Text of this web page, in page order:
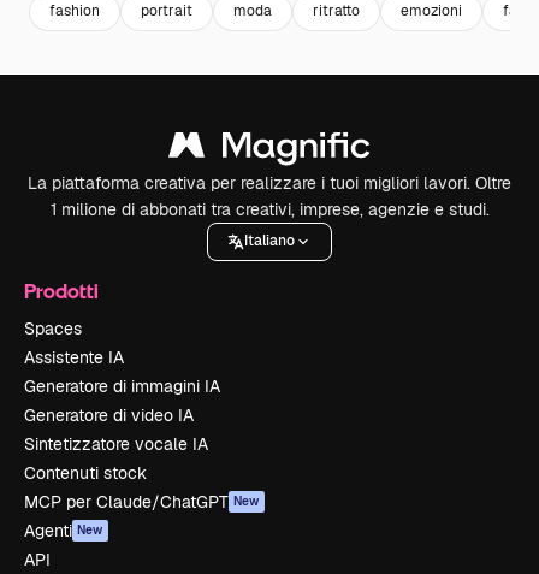
fashion portrait moda ritratto emozioni
La piattaforma creativa per realizzare i tuoi migliori lavori. Oltre
1 milione di abbonati tra creativi, imprese, agenzie e studi.
Italiano
Prodotti
Spaces
Assistente IA
Generatore di immagini IA
Generatore di video IA
Sintetizzatore vocale IA
Contenuti stock
MCP per Claude/ChatGPT New
Agenti New
API